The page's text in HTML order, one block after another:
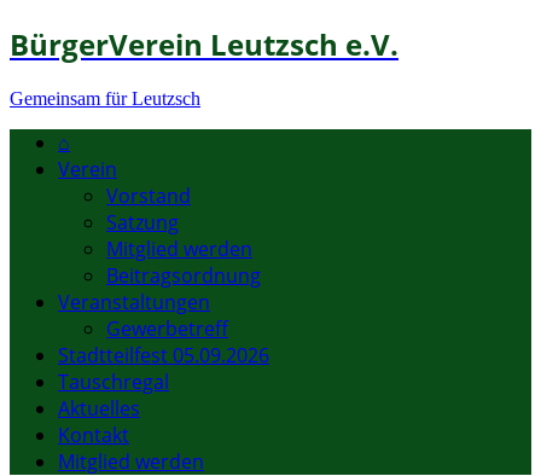
BürgerVerein Leutzsch e.V.
Gemeinsam für Leutzsch
⌂
Verein
Vorstand
Satzung
Mitglied werden
Beitragsordnung
Veranstaltungen
Gewerbetreff
Stadtteilfest 05.09.2026
Tauschregal
Aktuelles
Kontakt
Mitglied werden